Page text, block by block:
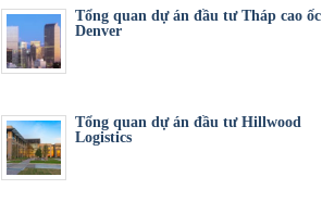
Tổng quan dự án đầu tư Tháp cao ốc
Denver
Tổng quan dự án đầu tư Hillwood
Logistics